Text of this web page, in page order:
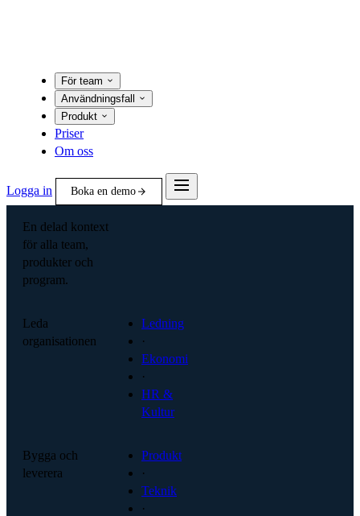
För team
Användningsfall
Produkt
Priser
Om oss
Logga in Boka en demo
En delad kontext
för alla team,
produkter och
program.
Leda
organisationen
Ledning
·
Ekonomi
·
HR &
Kultur
Bygga och
leverera
Produkt
·
Teknik
·